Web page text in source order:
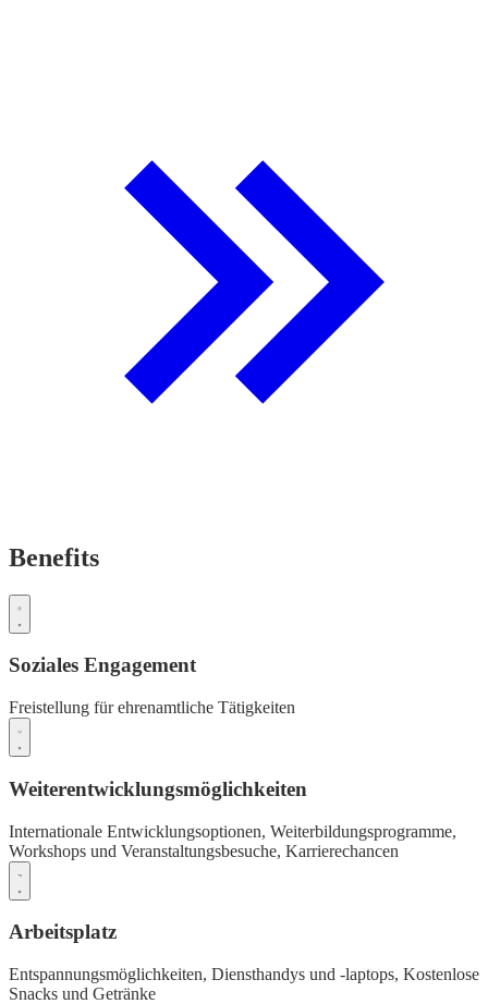
Benefits
Soziales Engagement
Freistellung für ehrenamtliche Tätigkeiten
Weiterentwicklungsmöglichkeiten
Internationale Entwicklungsoptionen, Weiterbildungsprogramme,
Workshops und Veranstaltungsbesuche, Karrierechancen
Arbeitsplatz
Entspannungsmöglichkeiten, Diensthandys und -laptops, Kostenlose
Snacks und Getränke